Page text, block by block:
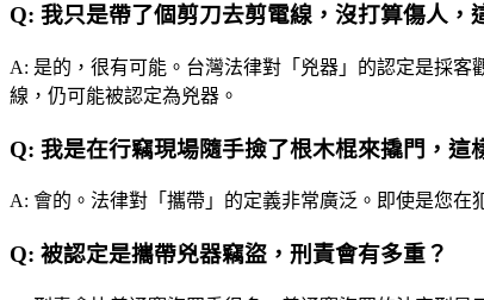
Q: 我只是帶了個剪刀去剪電線，沒打算傷人，
A: 是的，很有可能。台灣法律對「兇器」的認定是採
線，仍可能被認定為兇器。
Q: 我是在行竊現場隨手撿了根木棍來撬門，這
A: 會的。法律對「攜帶」的定義非常廣泛。即使是您
Q: 被認定是攜帶兇器竊盜，刑責會有多重？